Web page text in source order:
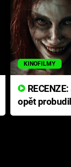
KINOFILMY
opět
přichází s